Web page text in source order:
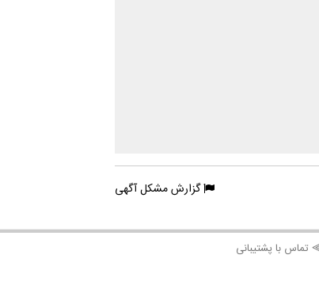
گزارش مشکل آگهی
تماس با پشتیبانی